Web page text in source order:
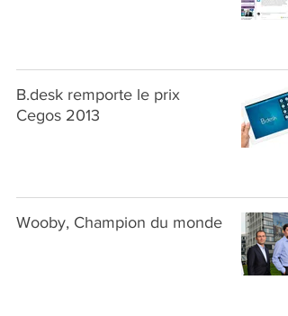
B.desk remporte le prix
Cegos 2013
Wooby, Champion du monde